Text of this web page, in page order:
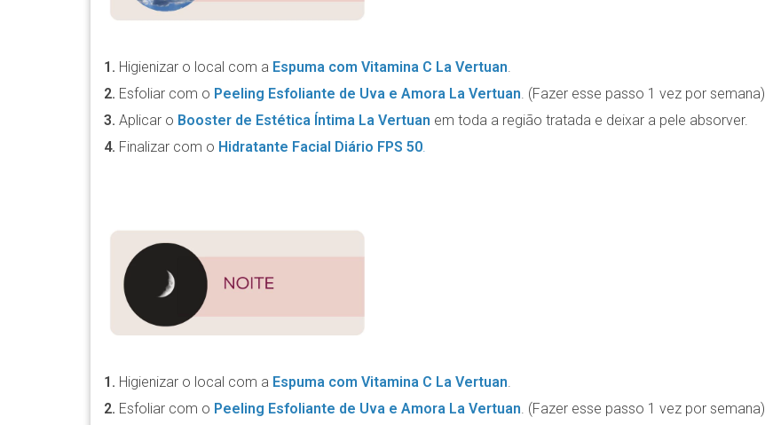
1. Higienizar o local com a Espuma com Vitamina C La Vertuan
2. Esfoliar com o Peeling Esfoliante de Uva e Amora La Vertuan . (Fazer esse passo 1 vez por semana).
3. Aplicar o Booster de Estética Íntima La Vertuan em toda a região tratada e deixar a pele absorver.
4. Finalizar com o Hidratante Facial Diário FPS 50
1. Higienizar o local com a Espuma com Vitamina C La Vertuan
2. Esfoliar com o Peeling Esfoliante de Uva e Amora La Vertuan . (Fazer esse passo 1 vez por semana).